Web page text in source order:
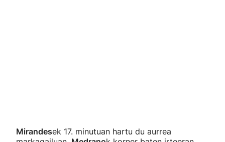
Mirandesek 17. minutuan hartu du aurrea